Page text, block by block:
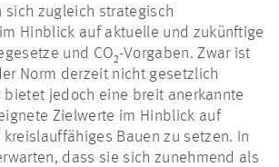
sich zugleich strategisch
Hinblick auf aktuelle und zukünftige
und CO₂-Vorgaben. Zwar ist
Norm derzeit nicht gesetzlich
jedoch eine breit anerkannte
Zielwerte im Hinblick auf
Bauen zu setzen. In
dass sie sich zunehmend als